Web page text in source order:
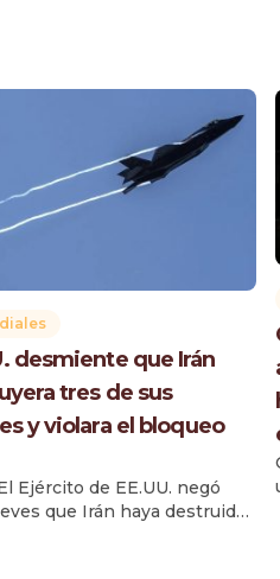
desmiente que Irán
tres de sus
y violara el bloqueo
Ejército de EE.UU. negó
que Irán haya destruido